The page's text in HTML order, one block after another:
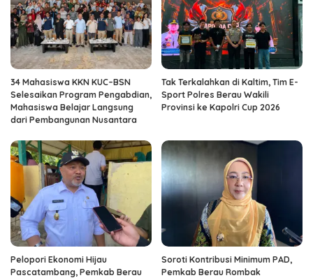
34 Mahasiswa KKN KUC–BSN
Selesaikan Program Pengabdian,
Mahasiswa Belajar Langsung
dari Pembangunan Nusantara
Tak Terkalahkan di Kaltim, Tim E-
Sport Polres Berau Wakili
Provinsi ke Kapolri Cup 2026
Pelopori Ekonomi Hijau
Pascatambang, Pemkab Berau
Soroti Kontribusi Minimum PAD,
Pemkab Berau Rombak